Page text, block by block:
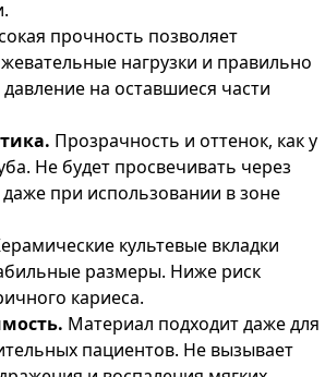
прочность позволяет
нагрузки и правильно
на оставшиеся части
Прозрачность и оттенок, как у
Не будет просвечивать через
при использовании в зоне
культевые вкладки
размеры. Ниже риск
кариеса.
Материал подходит даже для
пациентов. Не вызывает